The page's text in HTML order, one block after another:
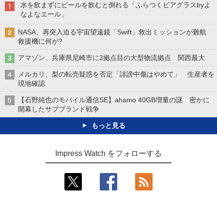
水を飲まずにビールを飲むと倒れる「ふらつくビアグラスbyよ
なよなエール」
NASA、再突入迫る宇宙望遠鏡「Swift」救出ミッションが難航
救援機に何が?
アマゾン、兵庫県尼崎市に2拠点目の大型物流拠点 関西最大
メルカリ、梨の転売疑惑を否定「誹謗中傷はやめて」 生産者を
現地確認
【石野純也のモバイル通信SE】ahamo 40GB増量の謎 密かに
開幕したサブブランド戦争
もっと見る
Impress Watch をフォローする